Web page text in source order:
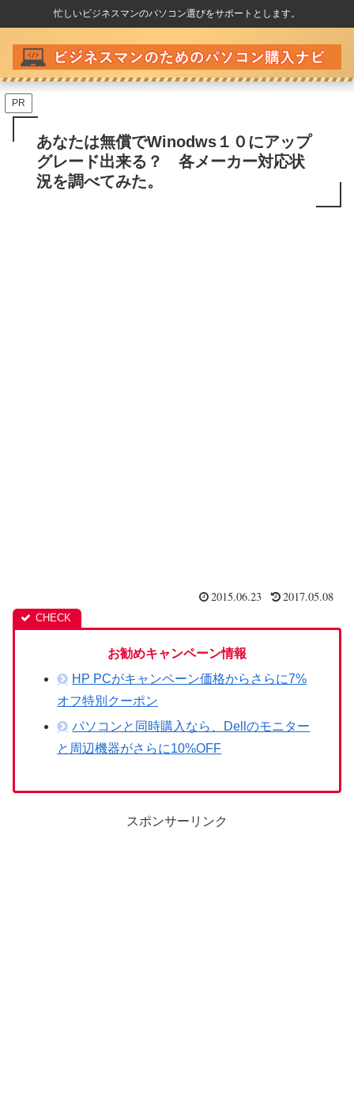
忙しいビジネスマンのパソコン選びをサポートとします。
PR
あなたは無償でWinodws１０にアップ
グレード出来る？ 各メーカー対応状
況を調べてみた。
2015.06.23 2017.05.08
お勧めキャンペーン情報
HP PCがキャンペーン価格からさらに7%
オフ特別クーポン
パソコンと同時購入なら、Dellのモニター
と周辺機器がさらに10%OFF
スポンサーリンク